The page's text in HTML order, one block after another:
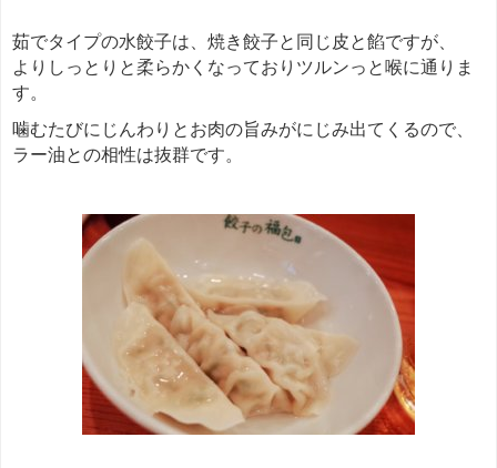
茹でタイプの水餃子は、焼き餃子と同じ皮と餡ですが、
よりしっとりと柔らかくなっておりツルンっと喉に通りま
す。
噛むたびにじんわりとお肉の旨みがにじみ出てくるので、
ラー油との相性は抜群です。